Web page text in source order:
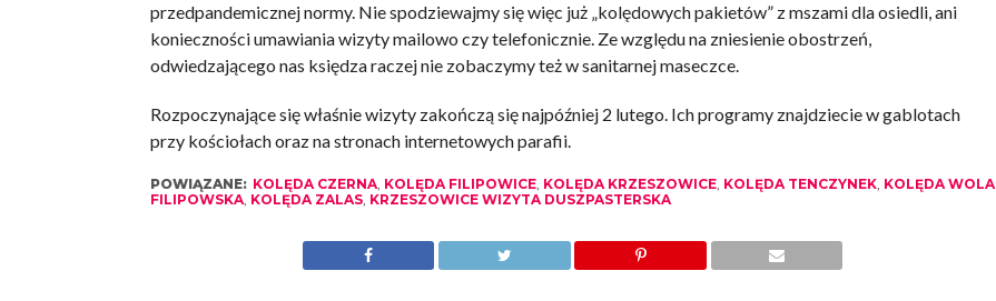
przedpandemicznej normy. Nie spodziewajmy się więc już „kolędowych pakietów” z mszami dla osiedli, ani
konieczności umawiania wizyty mailowo czy telefonicznie. Ze względu na zniesienie obostrzeń,
odwiedzającego nas księdza raczej nie zobaczymy też w sanitarnej maseczce.
Rozpoczynające się właśnie wizyty zakończą się najpóźniej 2 lutego. Ich programy znajdziecie w gablotach
przy kościołach oraz na stronach internetowych parafii.
POWIĄZANE: KOLĘDA CZERNA, KOLĘDA FILIPOWICE, KOLĘDA KRZESZOWICE, KOLĘDA TENCZYNEK, KOLĘDA WOLA
FILIPOWSKA, KOLĘDA ZALAS, KRZESZOWICE WIZYTA DUSZPASTERSKA